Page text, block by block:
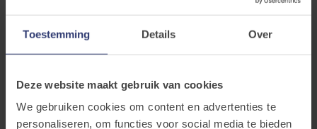
Toestemming Details Over
Deze website maakt gebruik van cookies
We gebruiken cookies om content en advertenties te
personaliseren, om functies voor social media te bieden
Hoopverhaal - De kracht van muziek
Hoopverhaal - Hulp vragen is sterk
Hoopverhaal - Jezelf omarmen